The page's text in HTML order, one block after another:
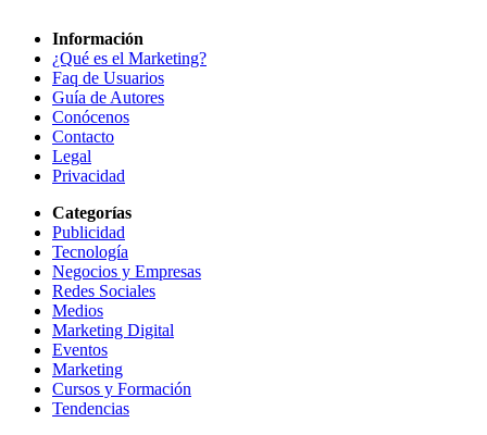
Información
¿Qué es el Marketing?
Faq de Usuarios
Guía de Autores
Conócenos
Contacto
Legal
Privacidad
Categorías
Publicidad
Tecnología
Negocios y Empresas
Redes Sociales
Medios
Marketing Digital
Eventos
Marketing
Cursos y Formación
Tendencias